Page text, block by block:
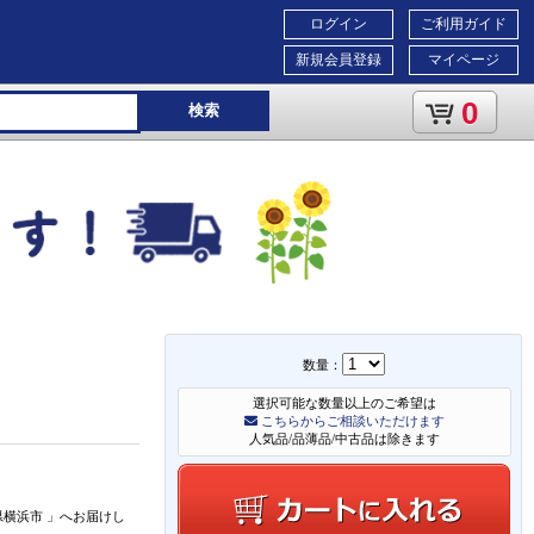
ご利用ガイド
マイページ
ログイン
新規会員登録
検索 0
数量：
選択可能な数量以上のご希望は
こちらからご相談いただけます
人気品/品薄品/中古品は除きます
横浜市 」 へお届けし